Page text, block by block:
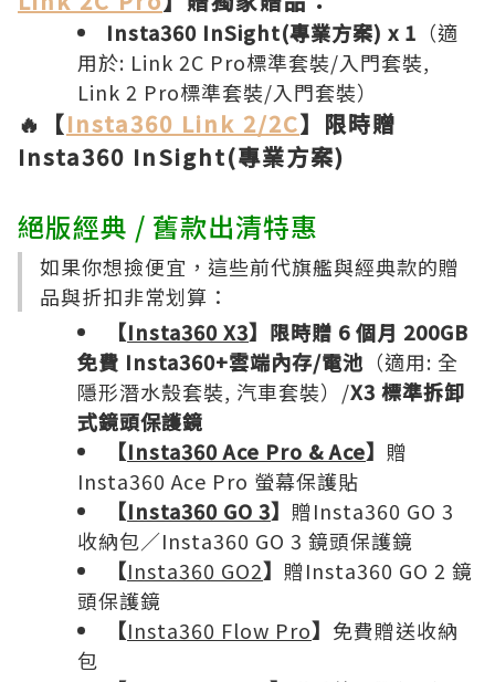
Insta360 InSight(專業方案) x 1 （適
用於: Link 2C Pro標準套裝/入門套裝,
Link 2 Pro標準套裝/入門套裝）
🔥【Insta360 Link 2/2C】限時贈
Insta360 InSight(專業方案)
絕版經典 / 舊款出清特惠
如果你想撿便宜，這些前代旗艦與經典款的贈
品與折扣非常划算：
【Insta360 X3】限時贈 6 個月 200GB
免費 Insta360+雲端內存/電池 （適用: 全
隱形潛水殼套裝, 汽車套裝）/X3 標準拆卸
式鏡頭保護鏡
【Insta360 Ace Pro & Ace】 贈
Insta360 Ace Pro 螢幕保護貼
【Insta360 GO 3】 贈Insta360 GO 3
收納包／Insta360 GO 3 鏡頭保護鏡
【Insta360 GO2】 贈Insta360 GO 2 鏡
頭保護鏡
【Insta360 Flow Pro】 免費贈送收納
包